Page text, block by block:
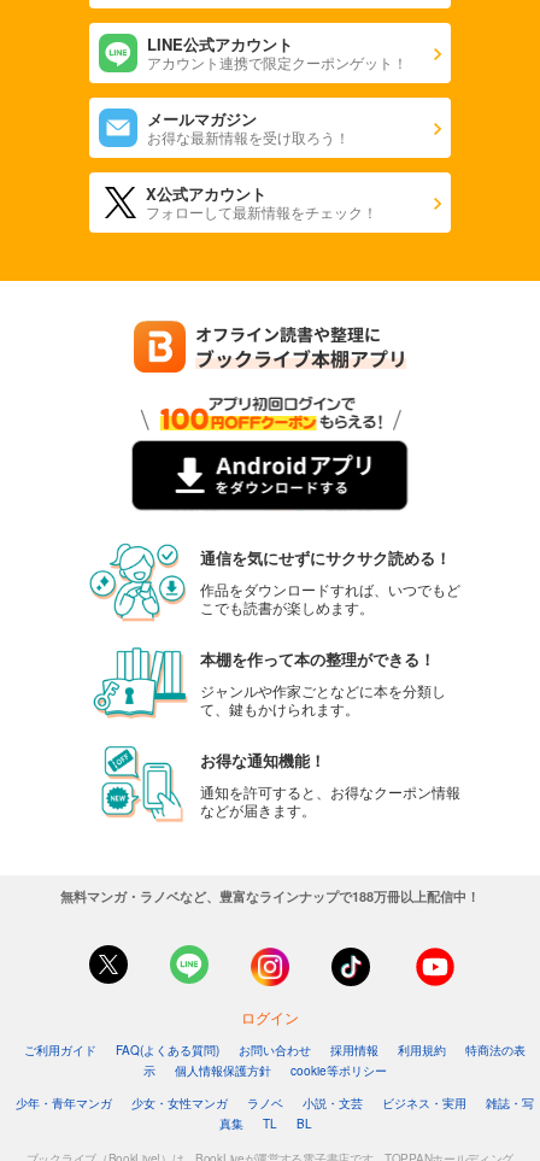
LINE公式アカウント
アカウント連携で限定クーポンゲット！
メールマガジン
お得な最新情報を受け取ろう！
X公式アカウント
フォローして最新情報をチェック！
通信を気にせずにサクサク読める！
作品をダウンロードすれば、いつでもど
こでも読書が楽しめます。
本棚を作って本の整理ができる！
ジャンルや作家ごとなどに本を分類し
て、鍵もかけられます。
お得な通知機能！
通知を許可すると、お得なクーポン情報
などが届きます。
無料マンガ・ラノベなど、豊富なラインナップで188万冊以上配信中！
ログイン
ご利用ガイド FAQ(よくある質問) お問い合わせ 採用情報 利用規約
特商法の表
示
個人情報保護方針
cookie等ポリシー
少年・青年マンガ
少女・女性マンガ ラノベ 小説・文芸 ビジネス・実用
雑誌・写
真集
TL BL